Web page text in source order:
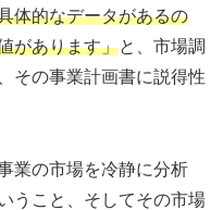
体的なデータがあるの
があります」と、市場調
その事業計画書に説得性
業の市場を冷静に分析
うこと、そしてその市場